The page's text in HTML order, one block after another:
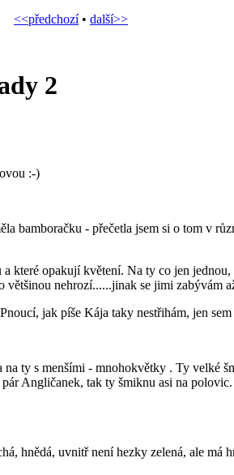
<<předchozí• další>>
2
:-)
bamboračku - přečetla jsem si o tom v
které opakují květení. Na ty co jen
nehrozí......jinak se jimi zabývám
jak píše Kája taky nestřihám, jen
ty s menšími - mnohokvětky . Ty velké
Angličanek, tak ty šmiknu asi na
hnědá, uvnitř není hezky zelená, ale má